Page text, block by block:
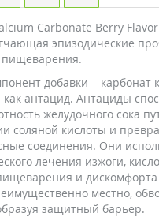
Carbonate Berry
эпизодические
пищеварения.
добавки – карбонат
антацид. Антациды
желудочного сока
соляной кислоты и
соединения. Они
лечения изжоги,
и дискомфорта
местно,
защитный барьер.